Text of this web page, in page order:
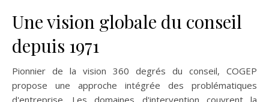
Une vision globale du conseil
depuis 1971
Pionnier de la vision 360 degrés du conseil, COGEP
propose une approche intégrée des problématiques
d'entreprise. Les domaines d'intervention couvrent la